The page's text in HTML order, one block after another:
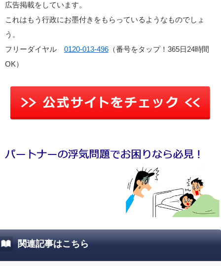
広告掲載をしています。
これはもう行政にお墨付きをもらっているようなものでしょ
う。
フリーダイヤル 0120-013-496（番号をタップ！365日24時間
OK）
関連記事はこちら